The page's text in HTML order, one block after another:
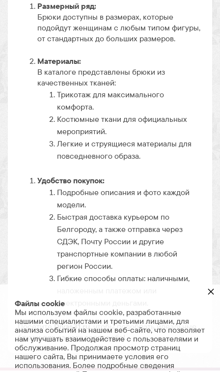
Размерный ряд:
Брюки доступны в размерах, которые
подойдут женщинам с любым типом фигуры,
от стандартных до больших размеров.
Материалы:
В каталоге представлены брюки из
качественных тканей:
Трикотаж для максимального
комфорта.
Костюмные ткани для официальных
мероприятий.
Легкие и струящиеся материалы для
повседневного образа.
Удобство покупок:
Подробные описания и фото каждой
модели.
Быстрая доставка курьером по
Белгороду, а также отправка через
СДЭК, Почту России и другие
транспортные компании в любой
регион России.
Гибкие способы оплаты: наличными,
электронными деньгами.
ПосетитеDivas31.ru, чтобы подобрать идеальные
брюки для вашего гардероба!
Файлы cookie
Мы используем файлы cookie, разработанные
нашими специалистами и третьими лицами, для
анализа событий на нашем веб-сайте, что позволяет
нам улучшать взаимодействие с пользователями и
обслуживание. Продолжая просмотр страниц
нашего сайта, Вы принимаете условия его
использования. Более подробные сведения
×